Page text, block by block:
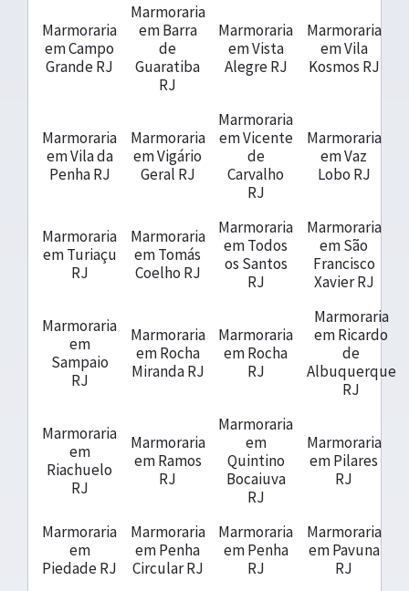
Marmoraria
em Campo
Grande RJ
Marmoraria
em Barra
de
Guaratiba
RJ
Marmoraria
em Vista
Alegre RJ
Marmoraria
em Vila
Kosmos RJ
Marmoraria
em Vila da
Penha RJ
Marmoraria
em Vigário
Geral RJ
Marmoraria
em Vicente
de
Carvalho
RJ
Marmoraria
em Vaz
Lobo RJ
Marmoraria
em Turiaçu
RJ
Marmoraria
em Tomás
Coelho RJ
Marmoraria
em Todos
os Santos
RJ
Marmoraria
em São
Francisco
Xavier RJ
Marmoraria
em
Sampaio
RJ
Marmoraria
em Rocha
Miranda RJ
Marmoraria
em Rocha
RJ
Marmoraria
em Ricardo
de
Albuquerque
RJ
Marmoraria
em
Riachuelo
RJ
Marmoraria
em Ramos
RJ
Marmoraria
em
Quintino
Bocaiuva
RJ
Marmoraria
em Pilares
RJ
Marmoraria
em
Piedade RJ
Marmoraria
em Penha
Circular RJ
Marmoraria
em Penha
RJ
Marmoraria
em Pavuna
RJ